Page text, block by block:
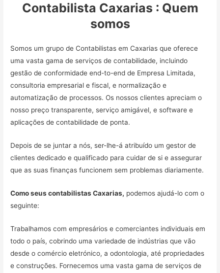
Contabilista Caxarias : Quem
somos
Somos um grupo de Contabilistas em Caxarias que oferece
uma vasta gama de serviços de contabilidade, incluindo
gestão de conformidade end-to-end de Empresa Limitada,
consultoria empresarial e fiscal, e normalização e
automatização de processos. Os nossos clientes apreciam o
nosso preço transparente, serviço amigável, e software e
aplicações de contabilidade de ponta.
Depois de se juntar a nós, ser-lhe-á atribuído um gestor de
clientes dedicado e qualificado para cuidar de si e assegurar
que as suas finanças funcionem sem problemas diariamente.
Como seus contabilistas Caxarias, podemos ajudá-lo com o
seguinte:
Trabalhamos com empresários e comerciantes individuais em
todo o país, cobrindo uma variedade de indústrias que vão
desde o comércio eletrónico, a odontologia, até propriedades
e construções. Fornecemos uma vasta gama de serviços de